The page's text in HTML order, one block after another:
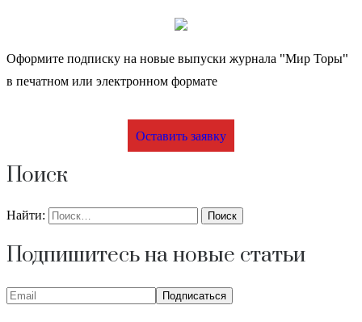
Оформите подписку на новые выпуски журнала "Мир Торы"
в печатном или электронном формате
Оставить заявку
Поиск
Найти:
Подпишитесь на новые статьи